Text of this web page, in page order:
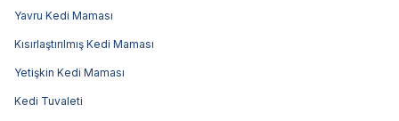
Yavru Kedi Maması
Kısırlaştırılmış Kedi Maması
Yetişkin Kedi Maması
Kedi Tuvaleti